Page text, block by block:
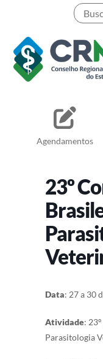
content
Agendamentos
Pesquisar
23º
Data: 27 a 30
Atividade:
Parasitologia